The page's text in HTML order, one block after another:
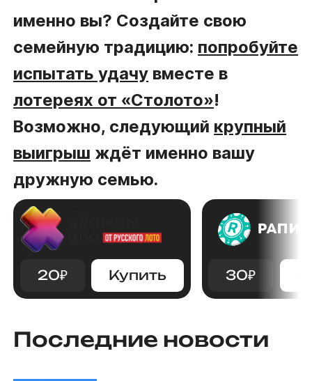
именно вы? Создайте свою
семейную традицию: попробуйте
испытать удачу вместе в
лотереях от «Столото»!
Возможно, следующий крупный
выигрыш ждёт именно вашу
дружную семью.
20₽ Купить 30₽
Последние новости